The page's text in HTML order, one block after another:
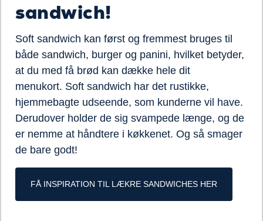
sandwich!
Soft sandwich kan først og fremmest bruges til
både sandwich, burger og panini, hvilket betyder,
at du med få brød kan dække hele dit
menukort. Soft sandwich har det rustikke,
hjemmebagte udseende, som kunderne vil have.
Derudover holder de sig svampede længe, og de
er nemme at håndtere i køkkenet. Og så smager
de bare godt!
FÅ INSPIRATION TIL LÆKRE SANDWICHES HER